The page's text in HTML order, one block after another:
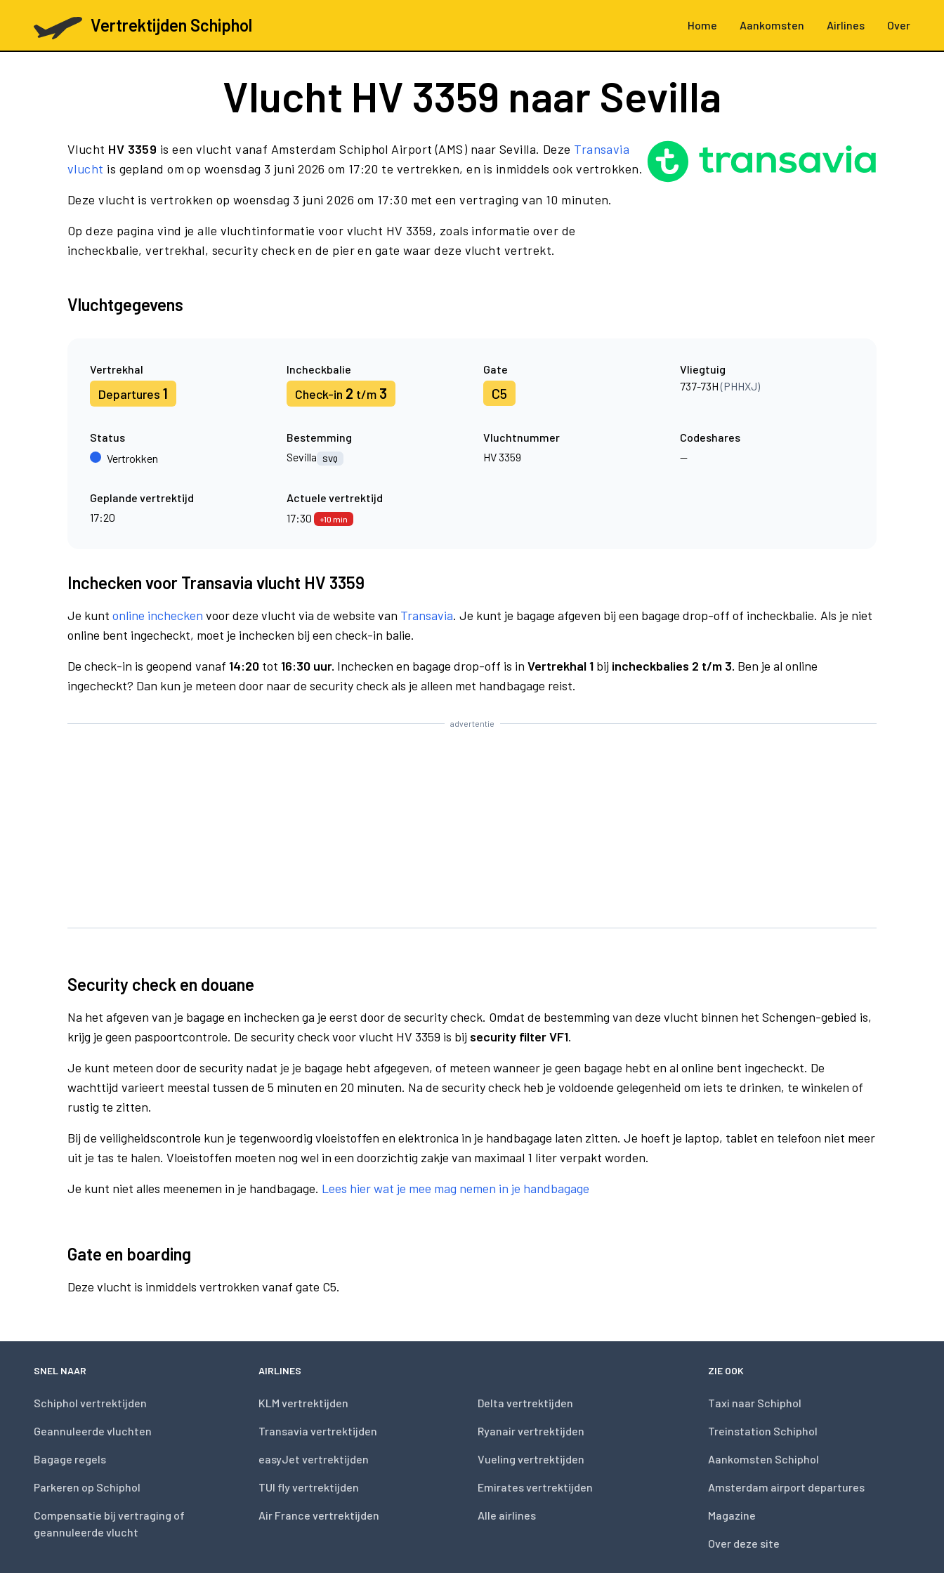
Vertrektijden Schiphol Home Aankomsten Airlines Over
Vlucht HV 3359 naar Sevilla
Vlucht HV 3359 is een vlucht vanaf Amsterdam Schiphol Airport (AMS) naar Sevilla. Deze Transavia
vlucht is gepland om op woensdag 3 juni 2026 om 17:20 te vertrekken, en is inmiddels ook vertrokken.
Deze vlucht is vertrokken op woensdag 3 juni 2026 om 17:30 met een vertraging van 10 minuten.
Op deze pagina vind je alle vluchtinformatie voor vlucht HV 3359, zoals informatie over de
incheckbalie, vertrekhal, security check en de pier en gate waar deze vlucht vertrekt.
Vluchtgegevens
Vertrekhal
Departures 1
Incheckbalie
Check-in 2 t/m 3
Gate
C5
Vliegtuig
737-73H(PHHXJ)
Status
Vertrokken
Bestemming
Sevilla
SVQ
Vluchtnummer
HV 3359
Codeshares
—
Geplande vertrektijd
17:20
Actuele vertrektijd
17:30
+10 min
Inchecken voor Transavia vlucht HV 3359
Je kunt online inchecken voor deze vlucht via de website van Transavia. Je kunt je bagage afgeven bij een bagage drop-off of incheckbalie. Als je niet
online bent ingecheckt, moet je inchecken bij een check-in balie.
De check-in is geopend vanaf 14:20 tot 16:30 uur. Inchecken en bagage drop-off is in Vertrekhal 1 bij incheckbalies 2 t/m 3. Ben je al online
ingecheckt? Dan kun je meteen door naar de security check als je alleen met handbagage reist.
advertentie
Security check en douane
Na het afgeven van je bagage en inchecken ga je eerst door de security check. Omdat de bestemming van deze vlucht binnen het Schengen-gebied is,
krijg je geen paspoortcontrole. De security check voor vlucht HV 3359 is bij security filter VF1.
Je kunt meteen door de security nadat je je bagage hebt afgegeven, of meteen wanneer je geen bagage hebt en al online bent ingecheckt. De
wachttijd varieert meestal tussen de 5 minuten en 20 minuten. Na de security check heb je voldoende gelegenheid om iets te drinken, te winkelen of
rustig te zitten.
Bij de veiligheidscontrole kun je tegenwoordig vloeistoffen en elektronica in je handbagage laten zitten. Je hoeft je laptop, tablet en telefoon niet meer
uit je tas te halen. Vloeistoffen moeten nog wel in een doorzichtig zakje van maximaal 1 liter verpakt worden.
Je kunt niet alles meenemen in je handbagage. Lees hier wat je mee mag nemen in je handbagage
Gate en boarding
Deze vlucht is inmiddels vertrokken vanaf gate C5.
SNEL NAAR
Schiphol vertrektijden
Geannuleerde vluchten
Bagage regels
Parkeren op Schiphol
Compensatie bij vertraging of
geannuleerde vlucht
AIRLINES
KLM vertrektijden
Transavia vertrektijden
easyJet vertrektijden
TUI fly vertrektijden
Air France vertrektijden
Delta vertrektijden
Ryanair vertrektijden
Vueling vertrektijden
Emirates vertrektijden
Alle airlines
ZIE OOK
Taxi naar Schiphol
Treinstation Schiphol
Aankomsten Schiphol
Amsterdam airport departures
Magazine
Over deze site